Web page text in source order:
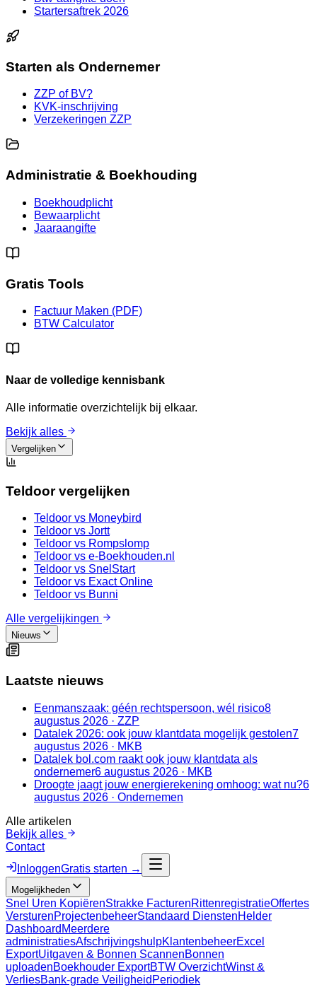
Startersaftrek 2026
Starten als Ondernemer
ZZP of BV?
KVK-inschrijving
Verzekeringen ZZP
Administratie & Boekhouding
Boekhoudplicht
Bewaarplicht
Jaaraangifte
Gratis Tools
Factuur Maken (PDF)
BTW Calculator
Naar de volledige kennisbank
Alle informatie overzichtelijk bij elkaar.
Bekijk alles
Vergelijken
Teldoor vergelijken
Teldoor vs Moneybird
Teldoor vs Jortt
Teldoor vs Rompslomp
Teldoor vs e-Boekhouden.nl
Teldoor vs SnelStart
Teldoor vs Exact Online
Teldoor vs Bunni
Alle vergelijkingen
Nieuws
Laatste nieuws
Eenmanszaak: géén rechtspersoon, wél risico8
augustus 2026 · ZZP
Datalek 2026: ook jouw klantdata mogelijk gestolen7
augustus 2026 · MKB
Datalek bol.com raakt ook jouw klantdata als
ondernemer6 augustus 2026 · MKB
Droogte jaagt jouw energierekening omhoog: wat nu?6
augustus 2026 · Ondernemen
Alle artikelen
Bekijk alles
Contact
InloggenGratis starten →
Mogelijkheden
Snel Uren KopiërenStrakke FacturenRittenregistratieOffertes
VersturenProjectenbeheerStandaard DienstenHelder
Dashboard Meerdere
administratiesAfschrijvingshulpKlantenbeheerExcel
ExportUitgaven & Bonnen ScannenBonnen
uploadenBoekhouder ExportBTW OverzichtWinst &
VerliesBank-grade Veiligheid Periodiek